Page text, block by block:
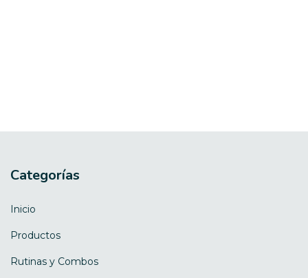
Categorías
Inicio
Productos
Rutinas y Combos